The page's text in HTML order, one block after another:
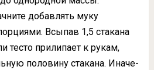
добавлять муку
Всыпав 1,5 стакана
тесто прилипает к рукам,
половину стакана. Иначе-